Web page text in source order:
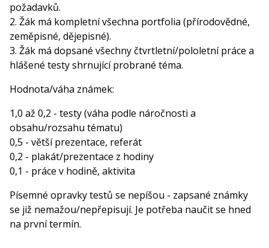
požadavků.
2. Žák má kompletní všechna portfolia (přírodovědné,
zeměpisné, dějepisné).
3. Žák má dopsané všechny čtvrtletní/pololetní práce a
hlášené testy shrnující probrané téma.
Hodnota/váha známek:
1,0 až 0,2 - testy (váha podle náročnosti a
obsahu/rozsahu tématu)
0,5 - větší prezentace, referát
0,2 - plakát/prezentace z hodiny
0,1 - práce v hodině, aktivita
Písemné opravky testů se nepíšou - zapsané známky
se již nemažou/nepřepisují. Je potřeba naučit se hned
na první termín.